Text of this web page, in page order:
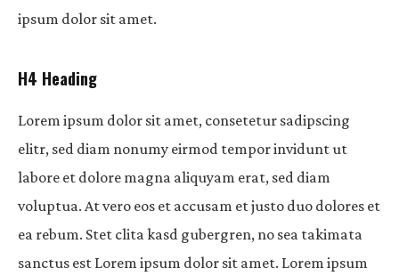
ipsum dolor sit amet.
H4 Heading
Lorem ipsum dolor sit amet, consetetur sadipscing
elitr, sed diam nonumy eirmod tempor invidunt ut
labore et dolore magna aliquyam erat, sed diam
voluptua. At vero eos et accusam et justo duo dolores et
ea rebum. Stet clita kasd gubergren, no sea takimata
sanctus est Lorem ipsum dolor sit amet. Lorem ipsum